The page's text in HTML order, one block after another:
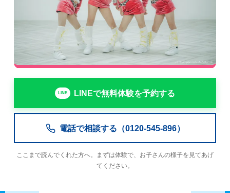
LINEで無料体験を予約する
電話で相談する（0120-545-896）
ここまで読んでくれた方へ。まずは体験で、お子さんの様子を見てあげ
てください。